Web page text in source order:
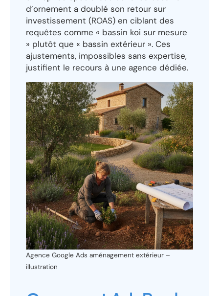
d’ornement a doublé son retour sur
investissement (ROAS) en ciblant des
requêtes comme « bassin koi sur mesure
» plutôt que « bassin extérieur ». Ces
ajustements, impossibles sans expertise,
justifient le recours à une agence dédiée.
Agence Google Ads aménagement extérieur –
illustration